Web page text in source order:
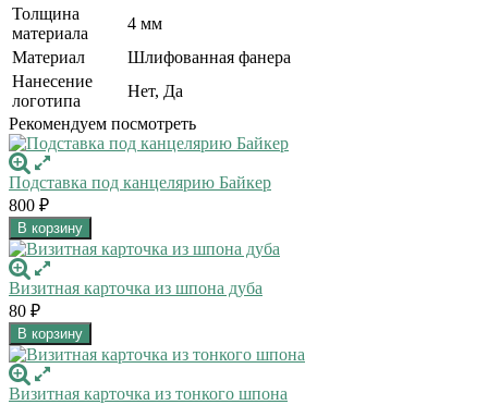
Толщина
материала
4 мм
Материал
Шлифованная фанера
Нанесение
логотипа
Нет, Да
Рекомендуем посмотреть
Подставка под канцелярию Байкер
800 ₽
В корзину
Визитная карточка из шпона дуба
80 ₽
В корзину
Визитная карточка из тонкого шпона